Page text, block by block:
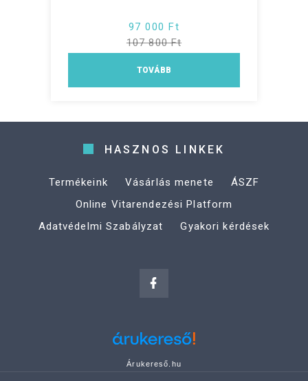
97 000 Ft
107 800 Ft
TOVÁBB
HASZNOS LINKEK
Termékeink Vásárlás menete
ÁSZF
Online Vitarendezési Platform
Adatvédelmi Szabályzat
Gyakori kérdések
Árukereső.hu